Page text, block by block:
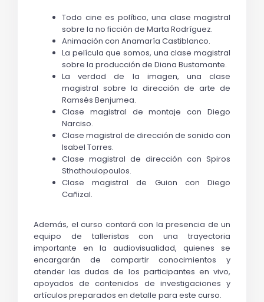
Todo cine es político, una clase magistral
sobre la no ficción de Marta Rodríguez.
Animación con Anamaría Castiblanco.
La película que somos, una clase magistral
sobre la producción de Diana Bustamante.
La verdad de la imagen, una clase
magistral sobre la dirección de arte de
Ramsés Benjumea.
Clase magistral de montaje con Diego
Narciso.
Clase magistral de dirección de sonido con
Isabel Torres.
Clase magistral de dirección con Spiros
Sthathoulopoulos.
Clase magistral de Guion con Diego
Cañizal.
Además, el curso contará con la presencia de un
equipo de talleristas con una trayectoria
importante en la audiovisualidad, quienes se
encargarán de compartir conocimientos y
atender las dudas de los participantes en vivo,
apoyados de contenidos de investigaciones y
artículos preparados en detalle para este curso.